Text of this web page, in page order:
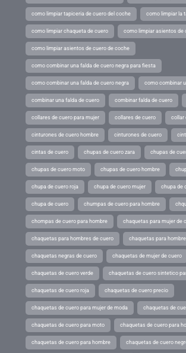
como limpiar tapiceria de cuero del coche como limpiar la
como limpiar chaqueta de cuero como limpiar asientos de
como limpiar asientos de cuero de coche
como combinar una falda de cuero negra para fiesta
como combinar una falda de cuero negra como combinar
combinar una falda de cuero combinar falda de cuero
collares de cuero para mujer collares de cuero collar
cinturones de cuero hombre cinturones de cuero
cintas de cuero chupas de cuero zara chupas de
chupas de cuero moto chupas de cuero hombre
chupa de cuero roja chupa de cuero mujer chupa de
chupa de cuero chumpas de cuero para hombre
chompas de cuero para hombre chaquetas para mujer de
chaquetas para hombres de cuero chaquetas para
chaquetas negras de cuero chaquetas de mujer de cuero
chaquetas de cuero verde chaquetas de cuero sintetico
chaquetas de cuero roja chaquetas de cuero precio
chaquetas de cuero para mujer de moda chaquetas de
chaquetas de cuero para moto chaquetas de cuero para
chaquetas de cuero para hombre chaquetas de cuero